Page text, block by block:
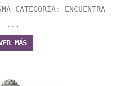
CATEGORÍA: ENCUENTRA
...
MÁS